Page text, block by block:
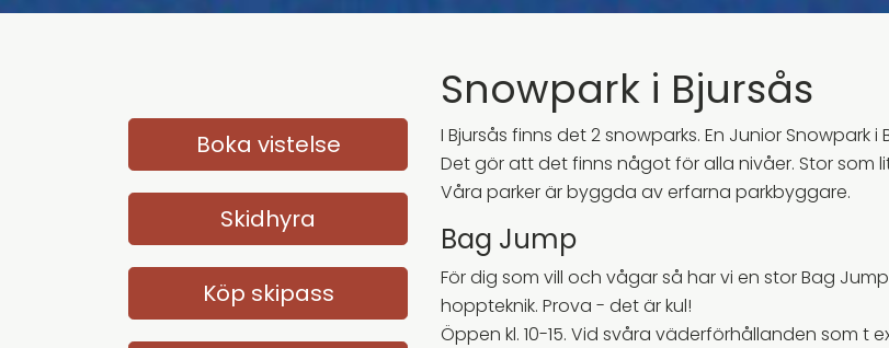
Boka vistelse
Skidhyra
Köp skipass
Snowpark i Bjursås
I Bjursås finns det 2 snowparks. En Junior Snowpark
Det gör att det finns något för alla nivåer. Stor som
Våra parker är byggda av erfarna parkbyggare.
Bag Jump
För dig som vill och vågar så har vi en stor Bag
hoppteknik. Prova - det är kul!
Öppen kl. 10-15. Vid svåra väderförhållanden som